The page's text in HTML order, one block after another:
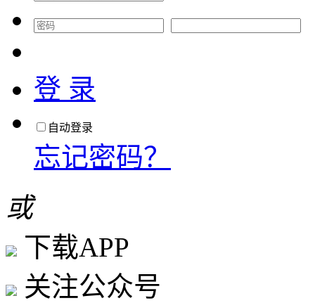
登 录
自动登录
忘记密码？
或
下载APP
关注公众号